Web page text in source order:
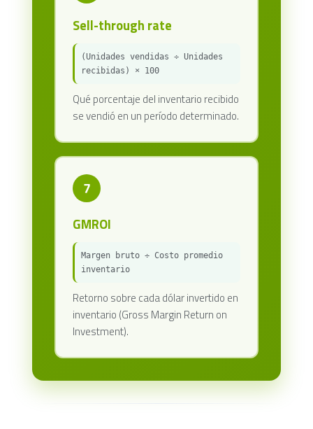
Sell-through rate
(Unidades vendidas ÷ Unidades
recibidas) × 100
Qué porcentaje del inventario recibido
se vendió en un período determinado.
7
GMROI
Margen bruto ÷ Costo promedio
inventario
Retorno sobre cada dólar invertido en
inventario (Gross Margin Return on
Investment).